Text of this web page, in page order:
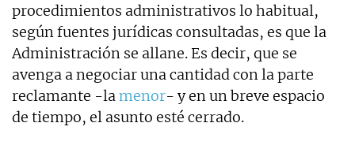
procedimientos administrativos lo habitual,
según fuentes jurídicas consultadas, es que la
Administración se allane. Es decir, que se
avenga a negociar una cantidad con la parte
reclamante -lamenor- y en un breve espacio
de tiempo, el asunto esté cerrado.